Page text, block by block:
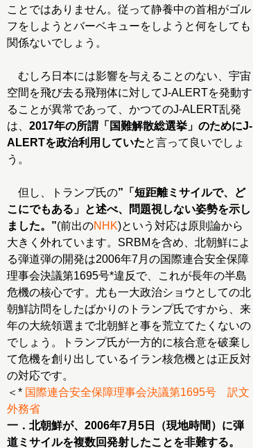
ことではありません。従って静養中の首相がゴル
フをしようとバーベキューをしようと何をしても
関係ないでしょう。
むしろ日本には影響を与えることのない、宇宙
空間を飛び去る飛翔体に対してJ-ALERTを発動す
ることが異常であって、かつてのJ-ALERT乱発
は、 2017年の所謂「国難解散総選挙」のためにJ-
ALERTを政治利用していたと言って良いでしょ
う。
但し、トランプ氏の”「短距離ミサイルで、ど
こにでもある」と述べ、問題視しない姿勢を示し
ました。”(前出のNHK)という対応は原則論から
大きく外れています。SRBMを含め、北朝鮮によ
る弾道弾の開発は2006年7月の国際連合安全保障
理事会決議第1695号*違反で、これが長年の半島
危機の核心です。尤も一大政治ショウとしての北
朝鮮訪問をしたばかりのトランプ氏ですから、来
年の大統領選まで北朝鮮と事を荒立てたくないの
でしょう。トランプ氏が一方的に核合意を破棄し
て危機を創り出しているイラン核危機とは正反対
の対応です。
＜* 国際連合安全保障理事会決議第1695号 訳文
外務省
一．北朝鮮が、2006年7月5日（現地時間）に弾
道ミサイルを複数回発射したことを非難する。